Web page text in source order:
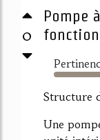
0
Pompe
4032%
Structure
Une